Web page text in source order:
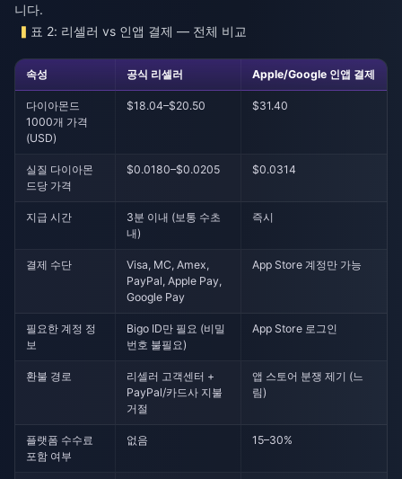
니다.
표 2: 리셀러 vs 인앱 결제 — 전체 비교
속성 공식 리셀러 Apple/Google 인앱 결제
다이아몬드
1000개 가격
(USD)
$18.04–$20.50 $31.40
실질 다이아몬
드당 가격
$0.0180–$0.0205 $0.0314
지급 시간
3분 이내 (보통 수초
내)
즉시
결제 수단
Visa, MC, Amex,
PayPal, Apple Pay,
Google Pay
App Store 계정만 가능
필요한 계정 정
보
Bigo ID만 필요 (비밀
번호 불필요)
App Store 로그인
환불 경로
리셀러 고객센터 +
PayPal/카드사 지불
거절
앱 스토어 분쟁 제기 (느
림)
플랫폼 수수료
포함 여부
없음 15–30%